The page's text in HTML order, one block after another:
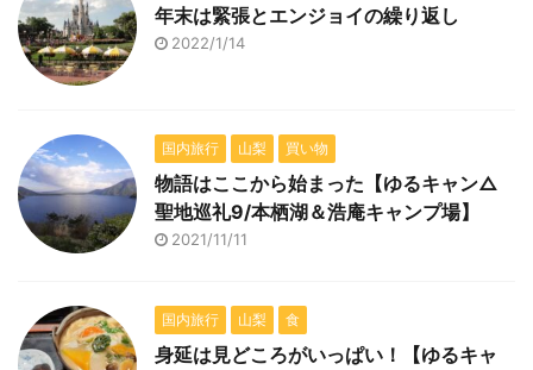
年末は緊張とエンジョイの繰り返し
2022/1/14
国内旅行 山梨 買い物
物語はここから始まった【ゆるキャン△
聖地巡礼9/本栖湖＆浩庵キャンプ場】
2021/11/11
国内旅行 山梨 食
身延は見どころがいっぱい！【ゆるキャ